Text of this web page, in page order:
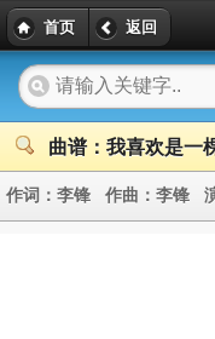
首页 返回
曲谱：我喜欢是一
作词： 李锋 作曲： 李锋